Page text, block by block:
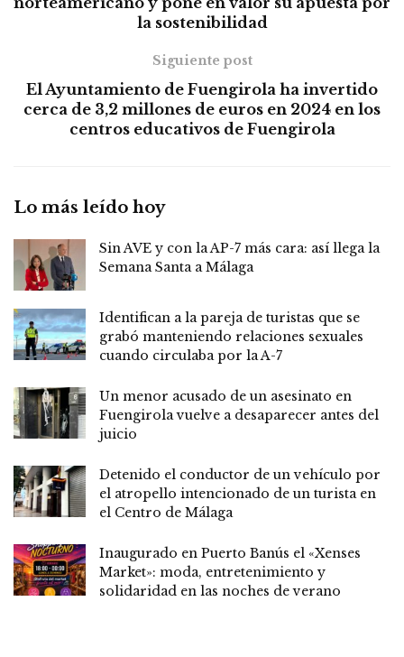
la sostenibilidad
Siguiente post
El Ayuntamiento de Fuengirola ha invertido
cerca de 3,2 millones de euros en 2024 en los
centros educativos de Fuengirola
Lo más leído hoy
Sin AVE y con la AP-7 más cara: así llega la
Semana Santa a Málaga
Identifican a la pareja de turistas que se
grabó manteniendo relaciones sexuales
cuando circulaba por la A-7
Un menor acusado de un asesinato en
Fuengirola vuelve a desaparecer antes del
juicio
Detenido el conductor de un vehículo por
el atropello intencionado de un turista en
el Centro de Málaga
Inaugurado en Puerto Banús el «Xenses
Market»: moda, entretenimiento y
solidaridad en las noches de verano